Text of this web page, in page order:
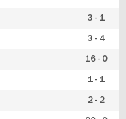
3 - 1
3 - 4
16 - 0
1 - 1
2 - 2